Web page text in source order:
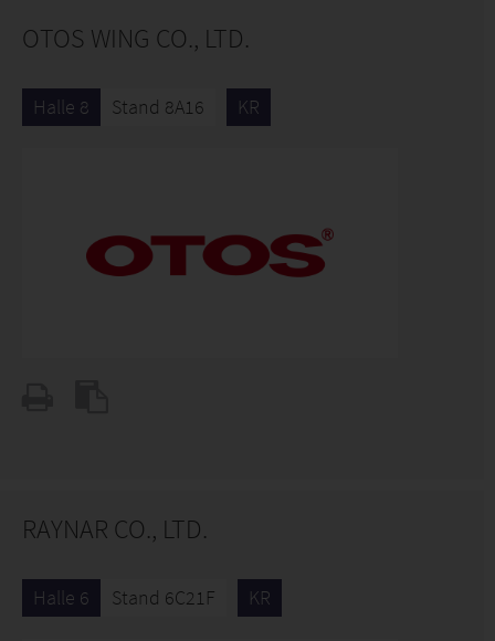
OTOS WING CO., LTD.
Halle 8 Stand 8A16 KR
RAYNAR CO., LTD.
Halle 6 Stand 6C21F KR